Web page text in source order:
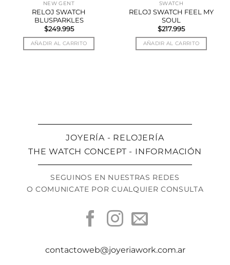
NEW GENT
RELOJ SWATCH
BLUSPARKLES
$249.995
AÑADIR AL CARRITO
SWATCH
RELOJ SWATCH FEEL MY
SOUL
$217.995
AÑADIR AL CARRITO
JOYERÍA - RELOJERÍA
THE WATCH CONCEPT - INFORMACIÓN
SEGUINOS EN NUESTRAS REDES
O COMUNICATE POR CUALQUIER CONSULTA
contactoweb@joyeriawork.com.ar